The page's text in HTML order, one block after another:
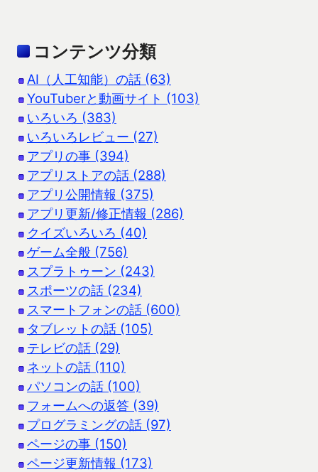
コンテンツ分類
AI（人工知能）の話 (63)
YouTuberと動画サイト (103)
いろいろ (383)
いろいろレビュー (27)
アプリの事 (394)
アプリストアの話 (288)
アプリ公開情報 (375)
アプリ更新/修正情報 (286)
クイズいろいろ (40)
ゲーム全般 (756)
スプラトゥーン (243)
スポーツの話 (234)
スマートフォンの話 (600)
タブレットの話 (105)
テレビの話 (29)
ネットの話 (110)
パソコンの話 (100)
フォームへの返答 (39)
プログラミングの話 (97)
ページの事 (150)
ページ更新情報 (173)